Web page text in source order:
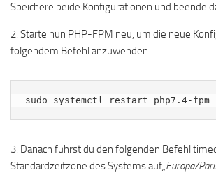
Speichere beide Konfigurationen und beende
2. Starte nun PHP-FPM neu, um die neue
folgendem Befehl anzuwenden.
sudo systemctl restart php7.4-fpm
3. Danach führst du den folgenden Befehl
Standardzeitzone des Systems auf„Europa/